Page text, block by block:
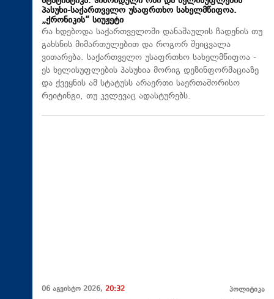
პასუხი-საქართველო უსაფრთხო სახელმწიფოა.
„ქრონიკის“ სიუჟეტი
რა ხდებოდა საქართველოში დანაშაულის ჩადენის თუ
გახსნის მიმართულებით და როგორ შეიცვალა
ვითარება. საქართველო უსაფრთხო სახელმწიფოა -
ეს ხელისუფლების პასუხია მორიგ დეზინფორმაციაზე
და ქვეყნის ამ სტატუსს არაერთი საერთაშორისო
რეიტინგი, თუ კვლევაც ადასტურებს.
06 აგვისტო 2026, 20:32 პოლიტიკა